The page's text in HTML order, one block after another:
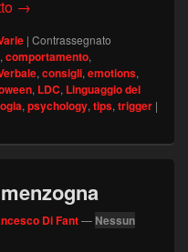
Halloween: cosa ci fa
→
| Contrassegnato
, comportamento,
, consigli, emotions,
, LDC, Linguaggio del
, psychology, tips, trigger |
Di Fant— Nessun